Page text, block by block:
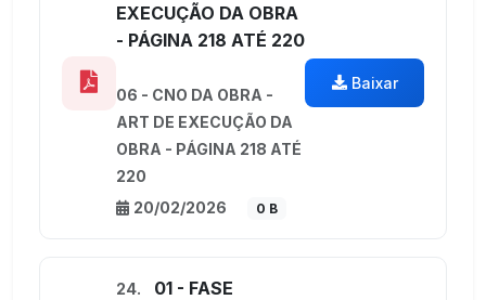
EXECUÇÃO DA OBRA
- PÁGINA 218 ATÉ 220
06 - CNO DA OBRA -
ART DE EXECUÇÃO DA
OBRA - PÁGINA 218 ATÉ
220
20/02/2026
0 B
Baixar
24.
01 - FASE